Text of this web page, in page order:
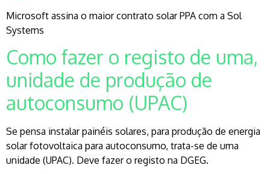
Microsoft assina o maior contrato solar PPA com a Sol
Systems
Como fazer o registo de uma,
unidade de produção de
autoconsumo (UPAC)
Se pensa instalar painéis solares, para produção de energia
solar fotovoltaica para autoconsumo, trata-se de uma
unidade (UPAC). Deve fazer o registo na DGEG.